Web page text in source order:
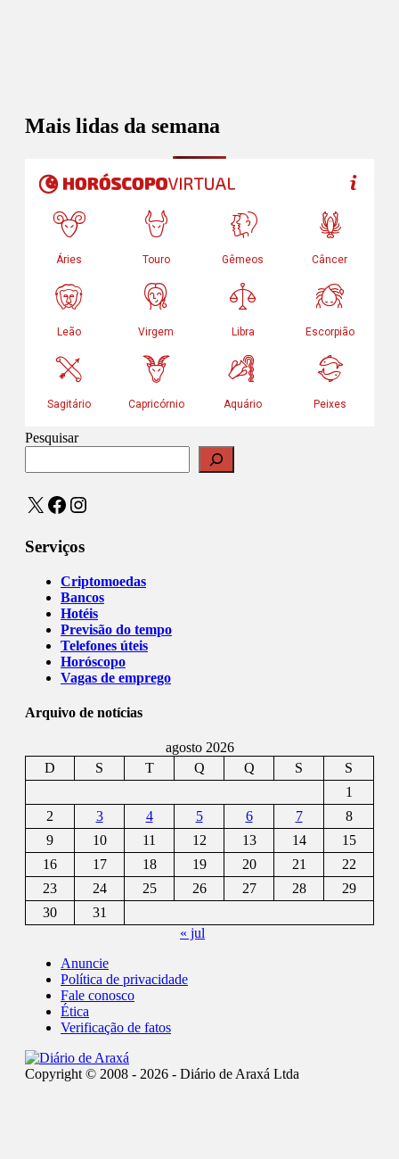
Mais lidas da semana
Pesquisar
X Facebook
Instagram
Serviços
Criptomoedas
Bancos
Hotéis
Previsão do tempo
Telefones úteis
Horóscopo
Vagas de emprego
Arquivo de notícias
agosto 2026
D
S T Q Q S
S
1
2
3 4 5 6 7
8
9
10 11 12 13 14
15
16
17 18 19 20 21
22
23
24 25 26 27 28
29
30
31
« jul
Anuncie
Política de privacidade
Fale conosco
Ética
Verificação de fatos
Copyright © 2008 - 2026 - Diário de Araxá Ltda